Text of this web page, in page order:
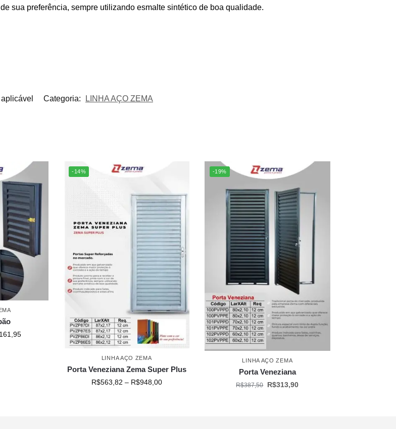
sua preferência, sempre utilizando esmalte sintético de boa qualidade.
Categoria: LINHA AÇO ZEMA
-14%
LINHA AÇO ZEMA
Porta Veneziana Zema Super Plus
R$563,82 – R$948,00
-19%
LINHA AÇO ZEMA
Porta Veneziana
R$387,50 R$313,90